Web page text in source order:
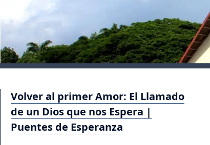
Volver al primer Amor: El Llamado
de un Dios que nos Espera |
Puentes de Esperanza